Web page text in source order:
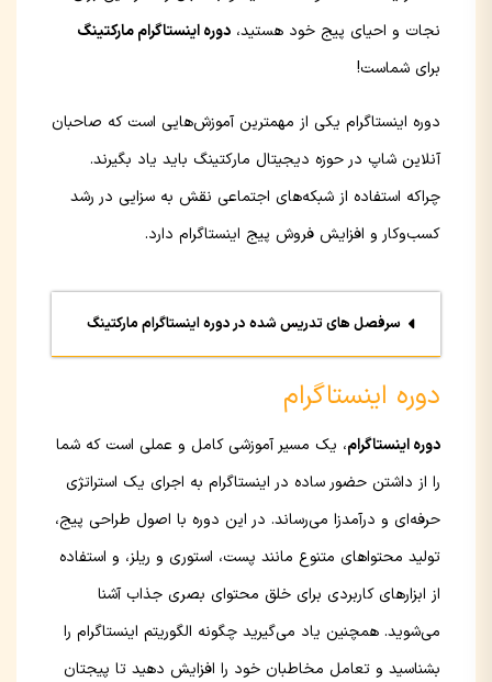
نجات و احیای پیج خود هستید، دوره اینستاگرام مارکتینگ
برای شماست!
دوره اینستاگرام یکی از مهمترین آموزش‌هایی است که صاحبان
آنلاین شاپ در حوزه دیجیتال مارکتینگ باید یاد بگیرند.
چراکه استفاده از شبکه‌های اجتماعی نقش به سزایی در رشد
کسب‌وکار و افزایش فروش پیج اینستاگرام دارد.
سرفصل های تدریس شده در دوره اینستاگرام مارکتینگ
دوره اینستاگرام
دوره اینستاگرام، یک مسیر آموزشی کامل و عملی است که شما
را از داشتن حضور ساده در اینستاگرام به اجرای یک استراتژی
حرفه‌ای و درآمدزا می‌رساند. در این دوره با اصول طراحی پیج،
تولید محتواهای متنوع مانند پست، استوری و ریلز، و استفاده
از ابزارهای کاربردی برای خلق محتوای بصری جذاب آشنا
می‌شوید. همچنین یاد می‌گیرید چگونه الگوریتم اینستاگرام را
بشناسید و تعامل مخاطبان خود را افزایش دهید تا پیجتان